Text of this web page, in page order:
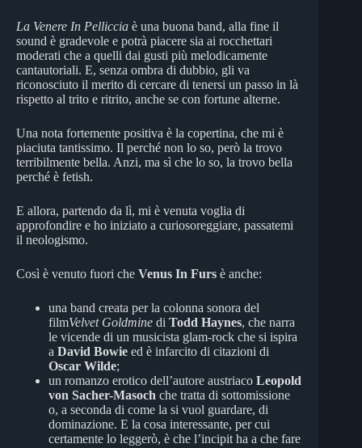
La Venere In Pelliccia è una buona band, alla fine il
sound è gradevole e potrà piacere sia ai rocchettari
moderati che a quelli dai gusti più melodicamente
cantautoriali. E, senza ombra di dubbio, gli va
riconosciuto il merito di cercare di tenersi un passo in là
rispetto al trito e ritrito, anche se con fortune alterne.
Una nota fortemente positiva è la copertina, che mi è
piaciuta tantissimo. Il perché non lo so, però la trovo
terribilmente bella. Anzi, ma sì che lo so, la trovo bella
perché è fetish.
E allora, partendo da lì, mi è venuta voglia di
approfondire e ho iniziato a curiosoreggiare, passatemi
il neologismo.
Così è venuto fuori che Venus In Furs è anche:
una band creata per la colonna sonora del
filmVelvet Goldmine di Todd Haynes, che narra
le vicende di un musicista glam-rock che si ispira
a David Bowie ed è infarcito di citazioni di
Oscar Wilde;
un romanzo erotico dell’autore austriaco Leopold
von Sacher-Masoch che tratta di sottomissione
o, a seconda di come la si vuol guardare, di
dominazione. E la cosa interessante, per cui
certamente lo leggerò, è che l’incipit ha a che fare